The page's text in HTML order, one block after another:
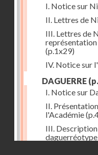
I. Notice sur
II. Lettres de
III. Lettres de
représentation
(p.1x29)
IV. Notice sur
DAGUERRE
I. Notice sur
II.
l'Académie
III.